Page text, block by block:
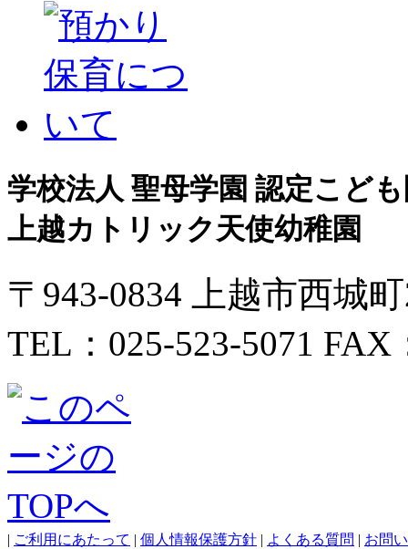
学校法人 聖母学園 認定こど
上越カトリック天使幼稚園
〒943-0834 上越市西城
TEL：025-523-5071 FAX
| ご利用にあたって | 個人情報保護方針 | よくある質問 | お問